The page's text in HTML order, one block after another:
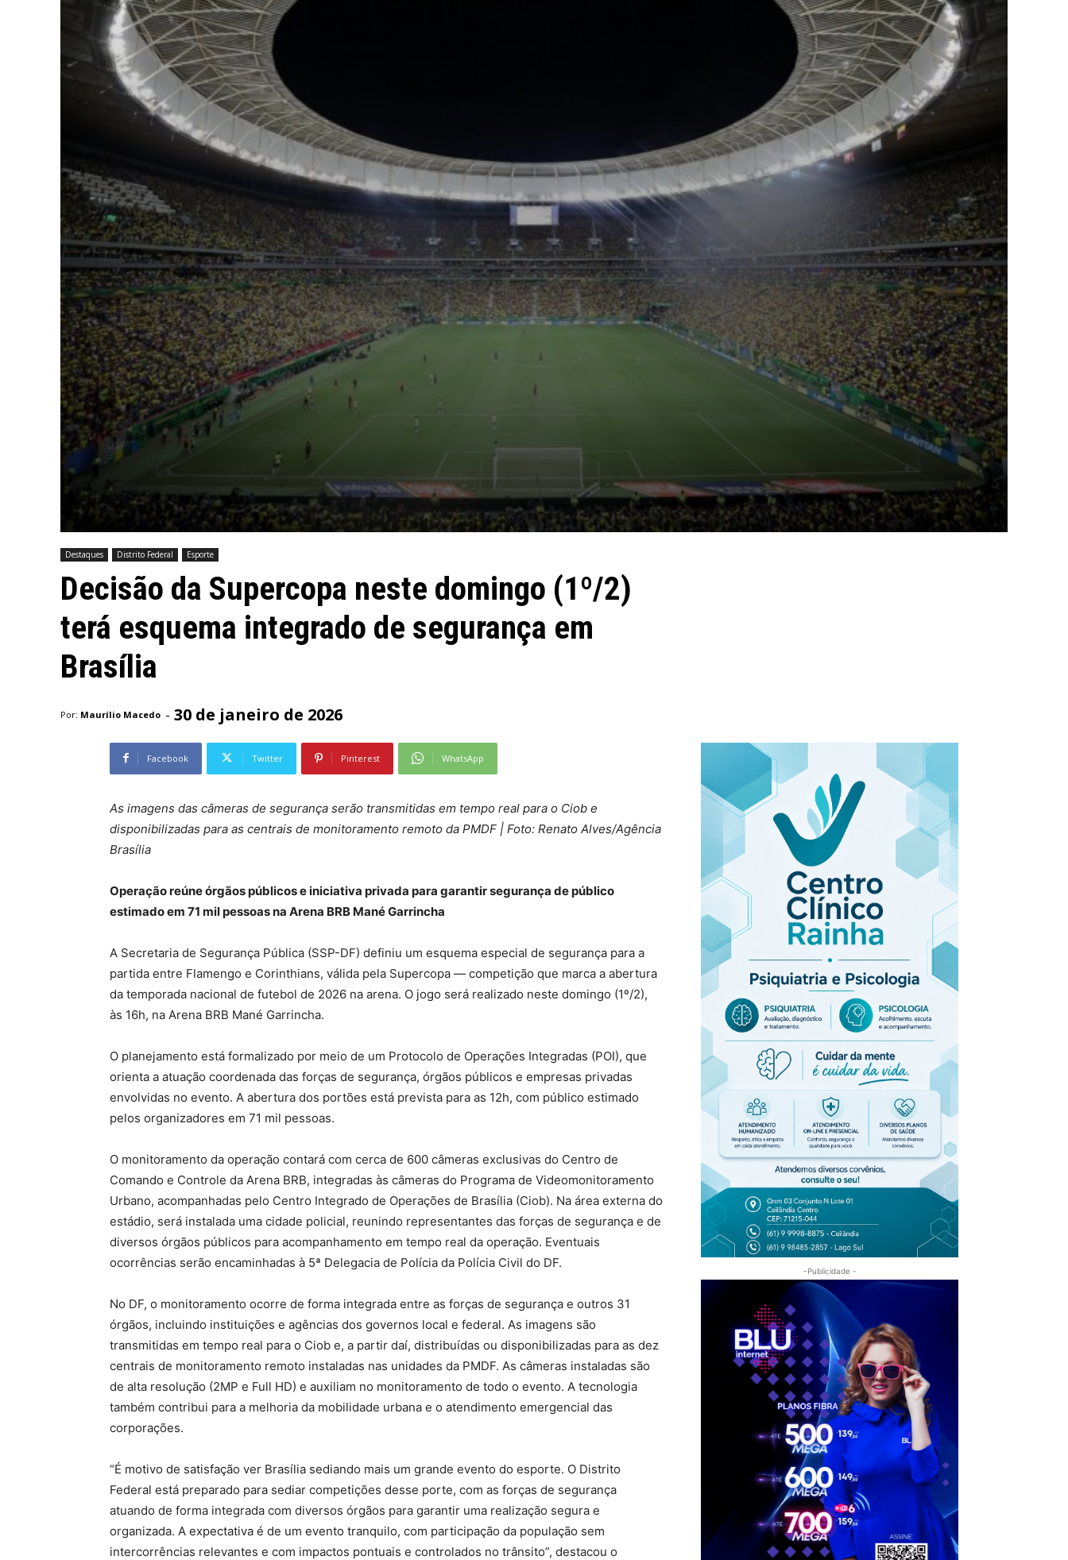
Destaques Distrito Federal Esporte
Decisão da Supercopa neste domingo (1º/2)
terá esquema integrado de segurança em
Brasília
Por: Maurílio Macedo - 30 de janeiro de 2026
Facebook Twitter Pinterest WhatsApp
As imagens das câmeras de segurança serão transmitidas em tempo real para o Ciob e
disponibilizadas para as centrais de monitoramento remoto da PMDF | Foto: Renato Alves/Agência
Brasília
Operação reúne órgãos públicos e iniciativa privada para garantir segurança de público
estimado em 71 mil pessoas na Arena BRB Mané Garrincha
A Secretaria de Segurança Pública (SSP-DF) definiu um esquema especial de segurança para a
partida entre Flamengo e Corinthians, válida pela Supercopa — competição que marca a abertura
da temporada nacional de futebol de 2026 na arena. O jogo será realizado neste domingo (1º/2),
às 16h, na Arena BRB Mané Garrincha.
O planejamento está formalizado por meio de um Protocolo de Operações Integradas (POI), que
orienta a atuação coordenada das forças de segurança, órgãos públicos e empresas privadas
envolvidas no evento. A abertura dos portões está prevista para as 12h, com público estimado
pelos organizadores em 71 mil pessoas.
O monitoramento da operação contará com cerca de 600 câmeras exclusivas do Centro de
Comando e Controle da Arena BRB, integradas às câmeras do Programa de Videomonitoramento
Urbano, acompanhadas pelo Centro Integrado de Operações de Brasília (Ciob). Na área externa do
estádio, será instalada uma cidade policial, reunindo representantes das forças de segurança e de
diversos órgãos públicos para acompanhamento em tempo real da operação. Eventuais
ocorrências serão encaminhadas à 5ª Delegacia de Polícia da Polícia Civil do DF.
No DF, o monitoramento ocorre de forma integrada entre as forças de segurança e outros 31
órgãos, incluindo instituições e agências dos governos local e federal. As imagens são
transmitidas em tempo real para o Ciob e, a partir daí, distribuídas ou disponibilizadas para as dez
centrais de monitoramento remoto instaladas nas unidades da PMDF. As câmeras instaladas são
de alta resolução (2MP e Full HD) e auxiliam no monitoramento de todo o evento. A tecnologia
também contribui para a melhoria da mobilidade urbana e o atendimento emergencial das
corporações.
“É motivo de satisfação ver Brasília sediando mais um grande evento do esporte. O Distrito
Federal está preparado para sediar competições desse porte, com as forças de segurança
atuando de forma integrada com diversos órgãos para garantir uma realização segura e
organizada. A expectativa é de um evento tranquilo, com participação da população sem
intercorrências relevantes e com impactos pontuais e controlados no trânsito”, destacou o
-Publicidade -